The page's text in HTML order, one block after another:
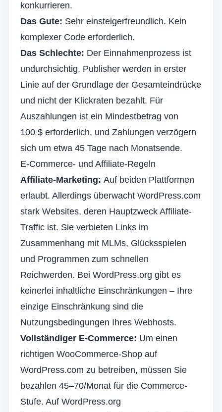
konkurrieren.
Das Gute: Sehr einsteigerfreundlich. Kein
komplexer Code erforderlich.
Das Schlechte: Der Einnahmenprozess ist
undurchsichtig. Publisher werden in erster
Linie auf der Grundlage der Gesamteindrücke
und nicht der Klickraten bezahlt. Für
Auszahlungen ist ein Mindestbetrag von
100 $ erforderlich, und Zahlungen verzögern
sich um etwa 45 Tage nach Monatsende.
E-Commerce- und Affiliate-Regeln
Affiliate-Marketing: Auf beiden Plattformen
erlaubt. Allerdings überwacht WordPress.com
stark Websites, deren Hauptzweck Affiliate-
Traffic ist. Sie verbieten Links im
Zusammenhang mit MLMs, Glücksspielen
und Programmen zum schnellen
Reichwerden. Bei WordPress.org gibt es
keinerlei inhaltliche Einschränkungen – Ihre
einzige Einschränkung sind die
Nutzungsbedingungen Ihres Webhosts.
Vollständiger E-Commerce: Um einen
richtigen WooCommerce-Shop auf
WordPress.com zu betreiben, müssen Sie
bezahlen 45–70/Monat für die Commerce-
Stufe. Auf WordPress.org